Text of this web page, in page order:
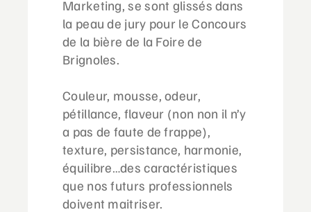
Marketing, se sont glissés dans
la peau de jury pour le Concours
de la bière de la Foire de
Brignoles.
Couleur, mousse, odeur,
pétillance, flaveur (non non il n’y
a pas de faute de frappe),
texture, persistance, harmonie,
équilibre…des caractéristiques
que nos futurs professionnels
doivent maitriser.